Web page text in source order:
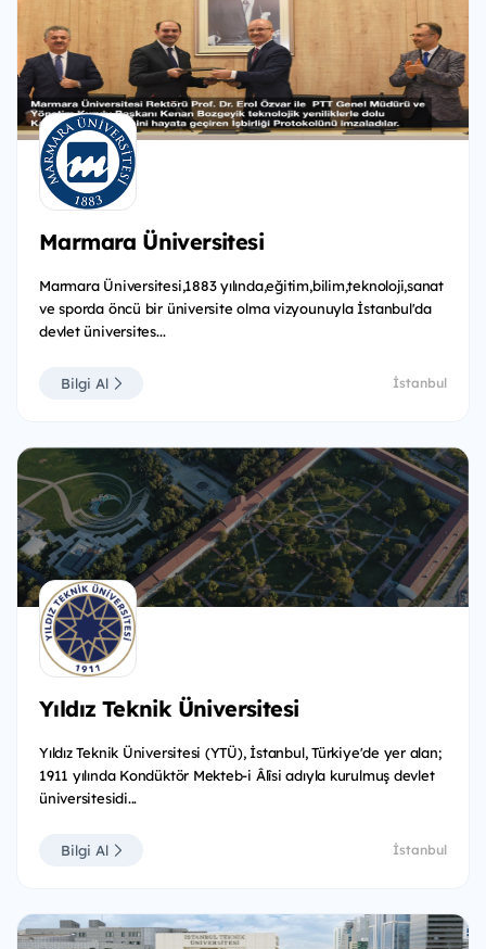
Marmara Üniversitesi
Marmara Üniversitesi,1883 yılında,eğitim,bilim,teknoloji,sanat
ve sporda öncü bir üniversite olma vizyounuyla İstanbul'da
devlet üniversites...
Bilgi Al İstanbul
Yıldız Teknik Üniversitesi
Yıldız Teknik Üniversitesi (YTÜ), İstanbul, Türkiye'de yer alan;
1911 yılında Kondüktör Mekteb-i Âlîsi adıyla kurulmuş devlet
üniversitesidi...
Bilgi Al İstanbul